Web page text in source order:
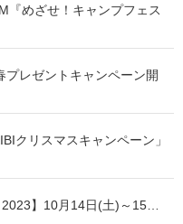
『めざせ！キャンプフェス
プレゼントキャンペーン開
クリスマスキャンペーン」
】10月14日(土)～15…